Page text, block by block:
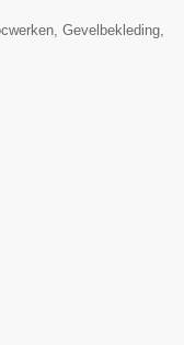
Gevelbekleding,